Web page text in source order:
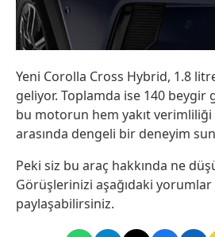
Yeni Corolla Cross Hybrid, 1.8
geliyor. Toplamda ise 140 beygir
bu motorun hem yakıt
arasında dengeli bir deneyim
Peki siz bu araç hakkında ne
Görüşlerinizi aşağıdaki yorumlar
paylaşabilirsiniz.